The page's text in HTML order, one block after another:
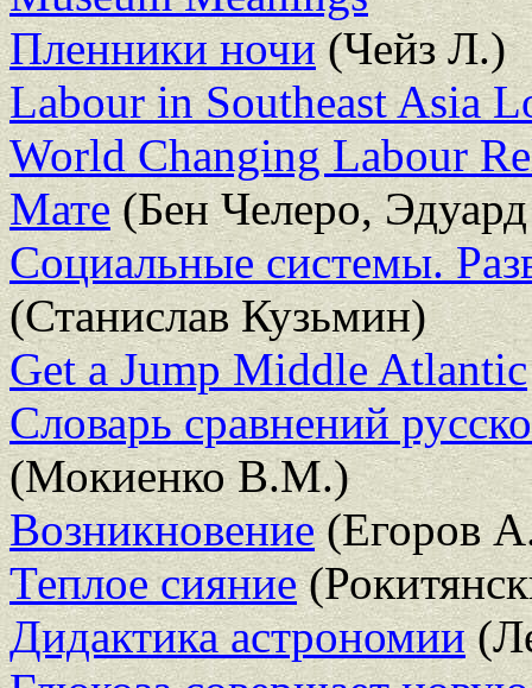
Пленники ночи(Чейз Л.)
Labour in Southeast Asia
World Changing Labour
Мате(Бен Челеро,
Социальные системы.
(Станислав Кузьмин)
Get a Jump Middle Atlantic
Словарь сравнений
(Мокиенко В.М.)
Возникновение(Егоров
Теплое сияние
Дидактика астрономии